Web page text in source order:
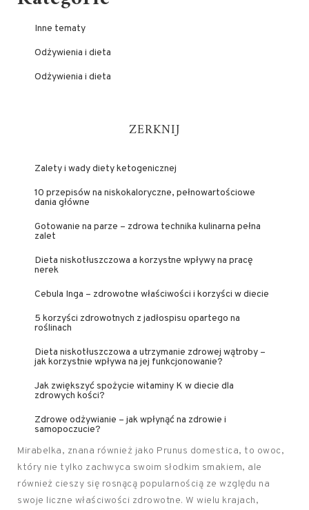
Inne tematy
Odżywienia i dieta
Odżywienia i dieta
ZERKNIJ
Zalety i wady diety ketogenicznej
10 przepisów na niskokaloryczne, pełnowartościowe
dania główne
Gotowanie na parze – zdrowa technika kulinarna pełna
zalet
Dieta niskotłuszczowa a korzystne wpływy na pracę
nerek
Cebula Inga – zdrowotne właściwości i korzyści w diecie
5 korzyści zdrowotnych z jadłospisu opartego na
roślinach
Dieta niskotłuszczowa a utrzymanie zdrowej wątroby –
jak korzystnie wpływa na jej funkcjonowanie?
Jak zwiększyć spożycie witaminy K w diecie dla
zdrowych kości?
Zdrowe odżywianie – jak wpłynąć na zdrowie i
samopoczucie?
Mirabelka, znana również jako Prunus domestica, to owoc,
który nie tylko zachwyca swoim słodkim smakiem, ale
również cieszy się rosnącą popularnością ze względu na
swoje liczne właściwości zdrowotne. W wielu krajach,